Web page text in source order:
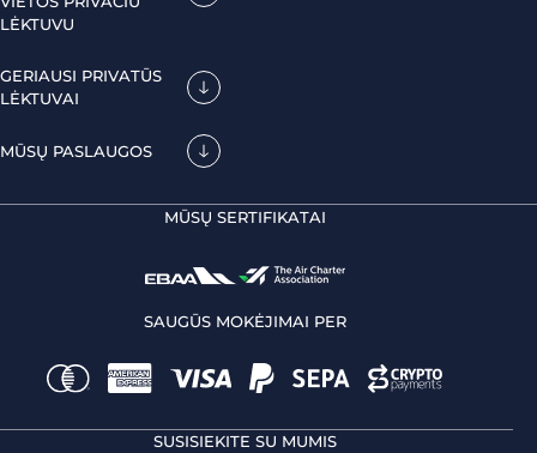
LĖKTUVU
GERIAUSI PRIVATŪS
LĖKTUVAI
MŪSŲ PASLAUGOS
MŪSŲ SERTIFIKATAI
SAUGŪS MOKĖJIMAI PER
SUSISIEKITE SU MUMIS